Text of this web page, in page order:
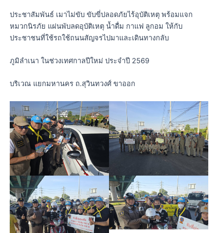
ประชาสัมพันธ์ เมาไม่ขับ ขับขี่ปลอดภัยไร้อุบัติเหตุ พร้อมแจก
หมวกนิรภัย แผ่นพับลดอุบัติเหตุ น้ำดื่ม กาแฟ ลูกอม ให้กับ
ประชาชนที่ใช้รถใช้ถนนสัญจรไปมาและเดินทางกลับ
ภูมิลำเนา ในช่วงเทศกาลปีใหม่ ประจำปี 2569
บริเวณ แยกมหานคร ถ.สุวินทวงศ์ ขาออก